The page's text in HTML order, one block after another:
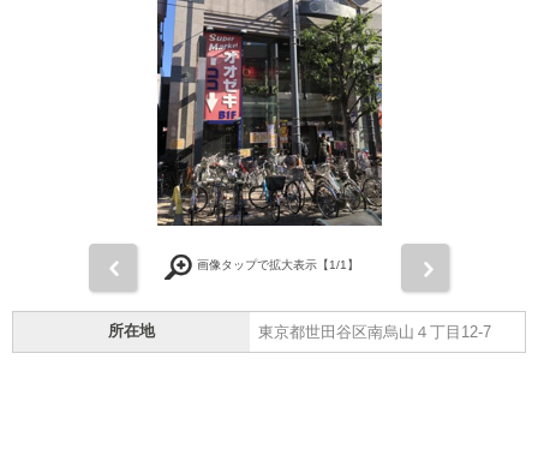
画像タップで拡大表示【1/1】
所在地 東京都世田谷区南烏山４丁目12-7